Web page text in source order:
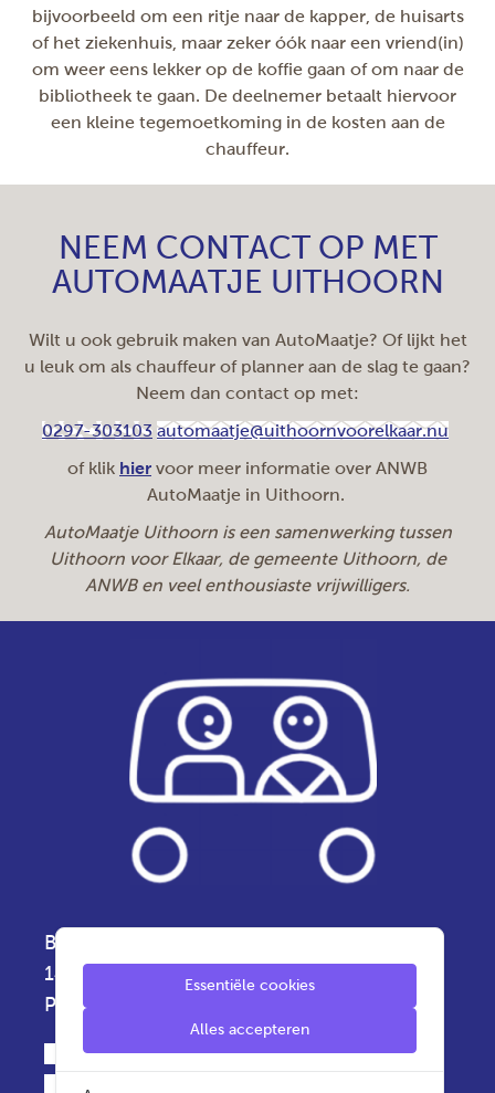
bijvoorbeeld om een ritje naar de kapper, de huisarts
of het ziekenhuis, maar zeker óók naar een vriend(in)
om weer eens lekker op de koffie gaan of om naar de
bibliotheek te gaan. De deelnemer betaalt hiervoor
een kleine tegemoetkoming in de kosten aan de
chauffeur.
NEEM CONTACT OP MET
AUTOMAATJE UITHOORN
Wilt u ook gebruik maken van AutoMaatje? Of lijkt het
u leuk om als chauffeur of planner aan de slag te gaan?
Neem dan contact op met:
0297-303103 automaatje@uithoornvoorelkaar.nu
of klik hier voor meer informatie over ANWB
AutoMaatje in Uithoorn.
AutoMaatje Uithoorn is een samenwerking tussen
Uithoorn voor Elkaar, de gemeente Uithoorn, de
ANWB en veel enthousiaste vrijwilligers.
Bilderdijkhof 1
1422 DT Uithoorn
Privacyverklaring
0297 - 303 103
Essentiële cookies
Alles accepteren